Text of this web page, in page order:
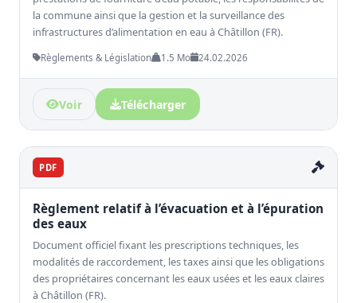
la commune ainsi que la gestion et la surveillance des
infrastructures d’alimentation en eau à Châtillon (FR).
Règlements & Législation 1.5 Mo 24.02.2026
Voir Télécharger
PDF
Règlement relatif à l’évacuation et à l’épuration
des eaux
Document officiel fixant les prescriptions techniques, les
modalités de raccordement, les taxes ainsi que les obligations
des propriétaires concernant les eaux usées et les eaux claires
à Châtillon (FR).